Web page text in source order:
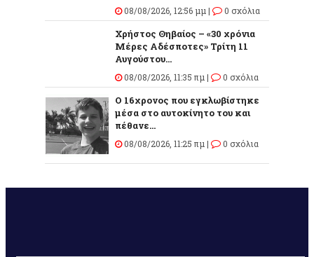
08/08/2026, 12:56 μμ | 0 σχόλια
Χρήστος Θηβαίος – «30 χρόνια
Μέρες Αδέσποτες» Τρίτη 11
Αυγούστου...
08/08/2026, 11:35 πμ | 0 σχόλια
O 16χρονος που εγκλωβίστηκε
μέσα στο αυτοκίνητο του και
πέθανε...
08/08/2026, 11:25 πμ | 0 σχόλια